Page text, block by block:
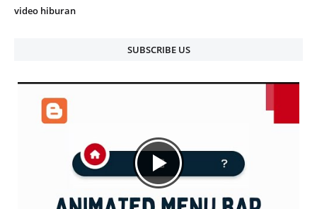
video hiburan
SUBSCRIBE US